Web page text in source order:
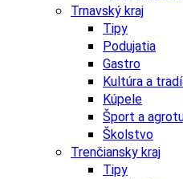
Trnavský kraj
Tipy
Podujatia
Gastro
Kultúra a
Kúpele
Šport a
Školstvo
Trenčiansky kraj
Tipy